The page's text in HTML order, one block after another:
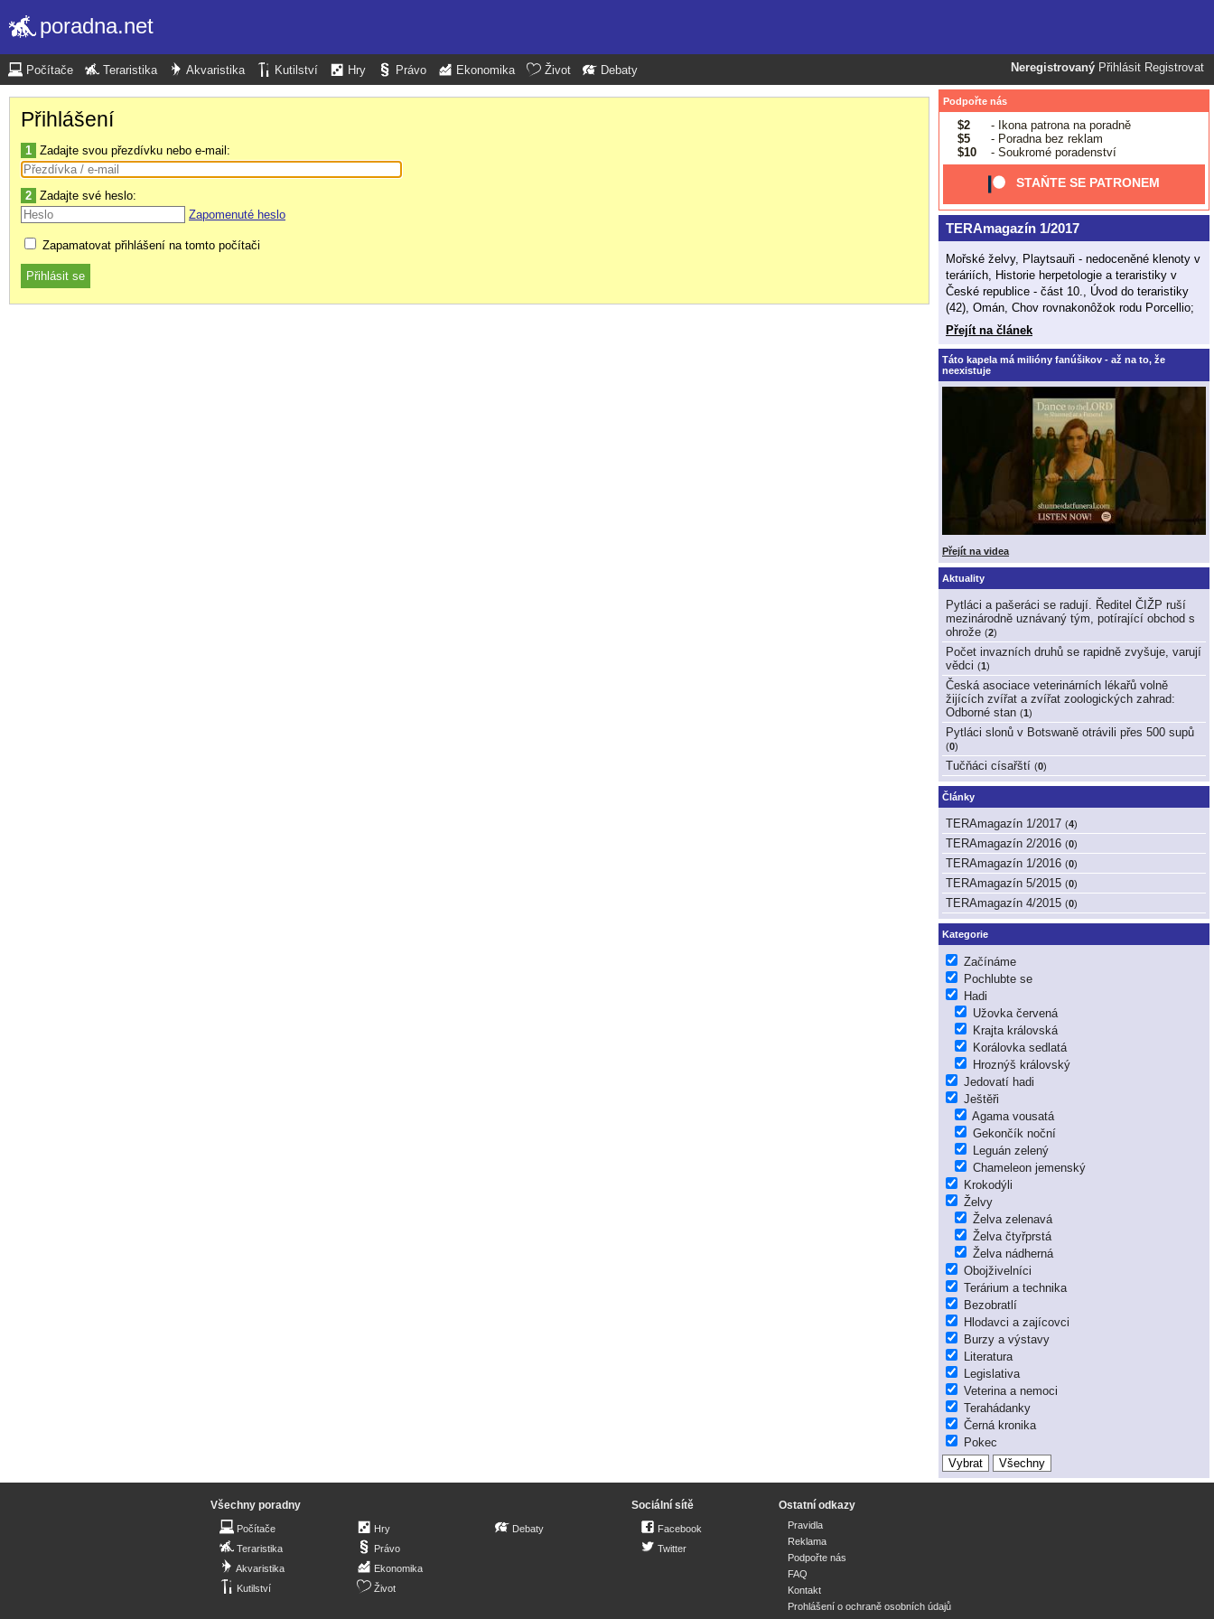
poradna.net
Neregistrovaný Přihlásit Registrovat
Počítače Teraristika Akvaristika Kutilství Hry Právo Ekonomika Život Debaty
Přihlášení
1 Zadajte svou přezdívku nebo e-mail:
2 Zadajte své heslo:
Zapomenuté heslo
Zapamatovat přihlášení na tomto počítači
Podpořte nás
$2
- Ikona patrona na poradně
$5
- Poradna bez reklam
$10
- Soukromé poradenství
STAŇTE SE PATRONEM
TERAmagazín 1/2017
Mořské želvy, Playtsauři - nedoceněné klenoty v
teráriích, Historie herpetologie a teraristiky v
České republice - část 10., Úvod do teraristiky
(42), Omán, Chov rovnakonôžok rodu Porcellio;
Přejít na článek
Táto kapela má milióny fanúšikov - až na to, že
neexistuje
Přejít na videa
Aktuality
Pytláci a pašeráci se radují. Ředitel ČIŽP ruší
mezinárodně uznávaný tým, potírající obchod s
ohrože (2)
Počet invazních druhů se rapidně zvyšuje, varují
vědci (1)
Česká asociace veterinárních lékařů volně
žijících zvířat a zvířat zoologických zahrad:
Odborné stan (1)
Pytláci slonů v Botswaně otrávili přes 500 supů
(0)
Tučňáci císařští (0)
Články
TERAmagazín 1/2017 (4)
TERAmagazín 2/2016 (0)
TERAmagazín 1/2016 (0)
TERAmagazín 5/2015 (0)
TERAmagazín 4/2015 (0)
Kategorie
Začínáme
Pochlubte se
Hadi
Užovka červená
Krajta královská
Korálovka sedlatá
Hroznýš královský
Jedovatí hadi
Ještěři
Agama vousatá
Gekončík noční
Leguán zelený
Chameleon jemenský
Krokodýli
Želvy
Želva zelenavá
Želva čtyřprstá
Želva nádherná
Obojživelníci
Terárium a technika
Bezobratlí
Hlodavci a zajícovci
Burzy a výstavy
Literatura
Legislativa
Veterina a nemoci
Terahádanky
Černá kronika
Pokec
Všechny poradny
Počítače
Teraristika
Akvaristika
Kutilství
Hry
Právo
Ekonomika
Život
Debaty
Sociální sítě
Facebook
Twitter
Ostatní odkazy
Pravidla
Reklama
Podpořte nás
FAQ
Kontakt
Prohlášení o ochraně osobních údajů